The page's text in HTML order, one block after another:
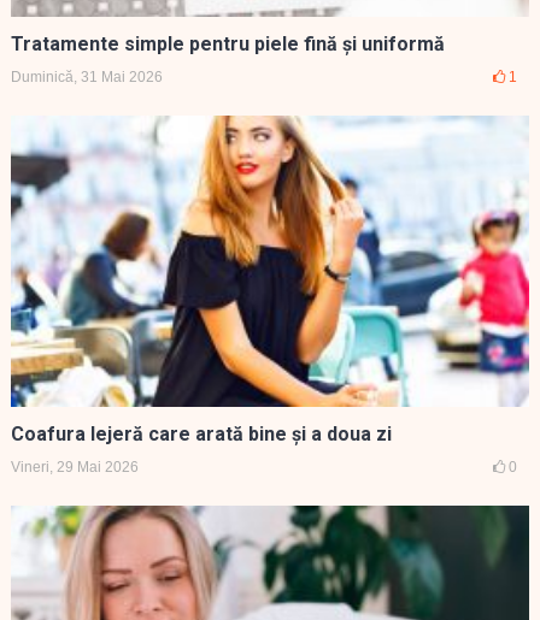
Tratamente simple pentru piele fină și uniformă
Duminică, 31 Mai 2026 1
Coafura lejeră care arată bine și a doua zi
Vineri, 29 Mai 2026 0